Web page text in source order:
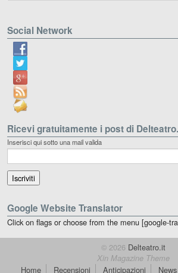
Social Network
Ricevi gratuitamente i post di
Inserisci qui sotto una mail valida
Google Website Translator
Click on flags or choose from the menu [google-
© 2026 Delteatro.it
Xin Magazine Theme
Home Recensioni Anticipazioni News